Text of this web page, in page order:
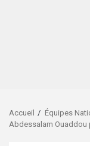
Accueil
Équipes
Abdessalam Ouaddou